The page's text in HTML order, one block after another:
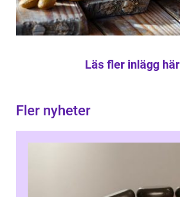
Läs fler inlägg här
Fler nyheter